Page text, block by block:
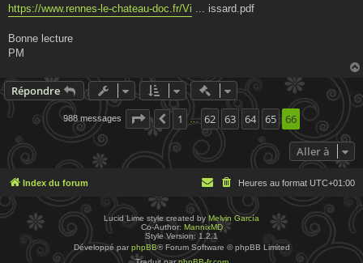
https://www.rennes-le-chateau-doc.fr/Vi ... issard.pdf
Bonne lecture
PM
Répondre Actions rapides de
988 messages Page 66 sur 66
Précédente
1 … 62 63 64 65 66
Aller à
Index du forum Heures au format UTC+01:00
Lucid Lime style created by Melvin García
Co-Author: MannixMD
Style Version: 1.2.1
Développé par phpBB® Forum Software © phpBB Limited